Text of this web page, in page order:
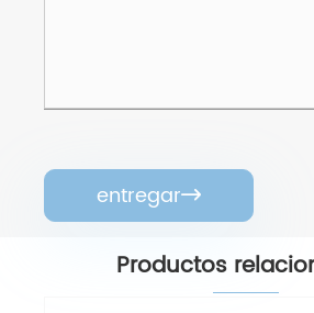
entregar
Productos